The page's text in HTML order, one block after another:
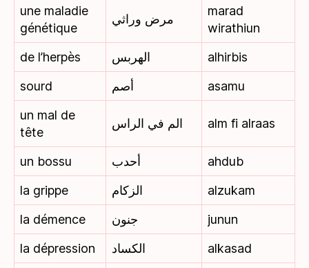
une maladie
génétique
مرض وراثي
marad
wirathiun
de l’herpès
الهربس
alhirbis
sourd
أصم
asamu
un mal de
tête
الم في الراس alm fi alraas
un bossu أحدب
ahdub
la grippe
الزكام
alzukam
la démence
جنون
junun
la dépression
الكساد alkasad